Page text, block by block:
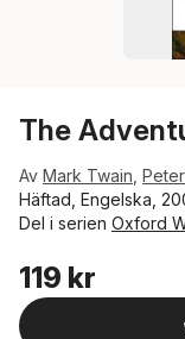
The
Av Mark Twain
Häftad, Engelska,
Del i serien Oxford
119 kr